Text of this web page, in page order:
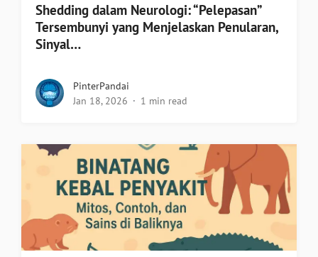
Shedding dalam Neurologi: “Pelepasan”
Tersembunyi yang Menjelaskan Penularan,
Sinyal…
PinterPandai
Jan 18, 2026
1 min read